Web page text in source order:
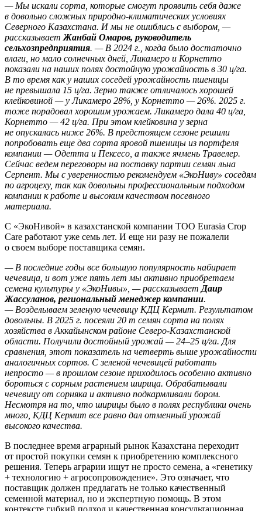
— Мы искали сорта, которые смогут проявить себя даже
в довольно сложных природно-климатических условиях
Северного Казахстана. И мы не ошиблись с выбором, —
рассказывает Жанбай Омаров, руководитель
сельхозпредприятия. — В 2024 г., когда было достаточно
влаги, но мало солнечных дней, Ликамеро и Корнетто
показали на наших полях достойную урожайность в 30 ц/га.
В то время как у наших соседей урожайность пшеницы
не превышала 15 ц/га. Зерно также отличалось хорошей
клейковиной — у Ликамеро 28%, у Корнетто — 26%. 2025 г.
тоже порадовал хорошим урожаем. Ликамеро дала 40 ц/га,
Корнетто — 42 ц/га. При этом клейковина у зерна
не опускалась ниже 26%. В предстоящем сезоне решили
попробовать еще два сорта яровой пшеницы из портфеля
компании — Одетта и Пексесо, а также ячмень Травелер.
Сейчас ведем переговоры на поставку партии семян льна
Серпент. Мы с уверенностью рекомендуем «ЭкоНиву» соседям
по агроцеху, так как довольны профессиональным подходом
компании к работе и высоким качеством посевного
материала.
С «ЭкоНивой» в казахстанской компании ТОО Eurasia Crop
Care работают уже семь лет. И еще ни разу не пожалели
о своем выборе поставщика семян.
— В последние годы все большую популярность набирает
чечевица, и вот уже пять лет мы активно приобретаем
семена культуры у «ЭкоНивы», — рассказывает Даир
Жассуланов, региональный менеджер компании.
— Возделываем зеленую чечевицу КДЦ Кермит. Результатом
довольны. В 2025 г. посеяли 20 т семян сорта на полях
хозяйства в Аккайынском районе Северо-Казахстанской
области. Получили достойный урожай — 24–25 ц/га. Для
сравнения, этот показатель на четверть выше урожайности
аналогичных сортов. С зеленой чечевицей работать
непросто — в прошлом сезоне приходилось особенно активно
бороться с сорным растением ширица. Обрабатывали
чечевицу от сорняка и активно подкармливали бором.
Несмотря на то, что ширицы было в полях республики очень
много, КДЦ Кермит все равно дал отменный урожай
высокого качества.
В последнее время аграрный рынок Казахстана переходит
от простой покупки семян к приобретению комплексного
решения. Теперь аграрии ищут не просто семена, а «генетику
+ технологию + агросопровождение». Это означает, что
поставщик должен предлагать не только качественный
семенной материал, но и экспертную помощь. В этом
контексте гибкий подход и качественная консультационная